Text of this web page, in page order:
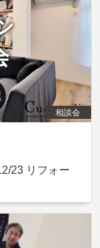
相談会
23 リフォー